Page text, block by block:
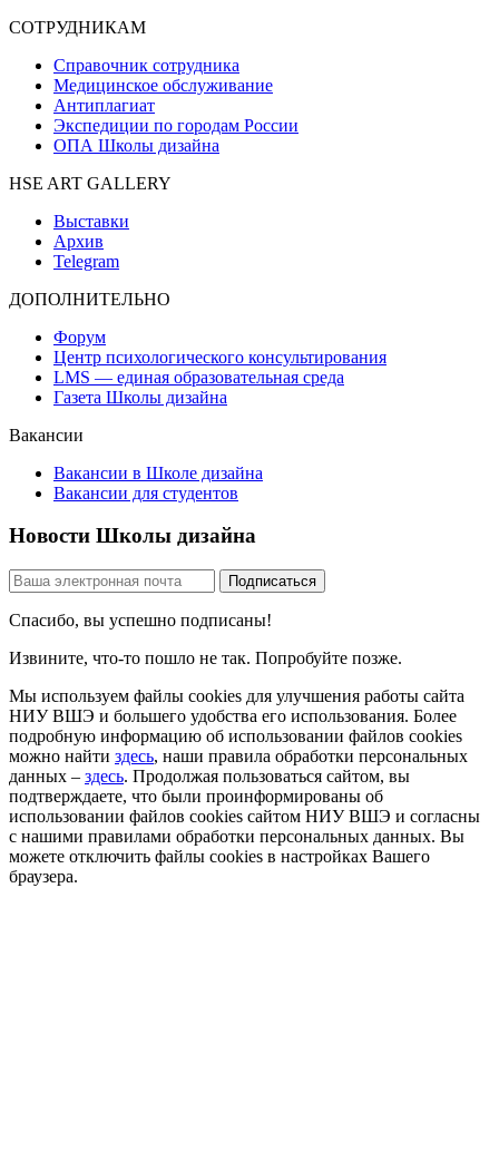
СОТРУДНИКАМ
Справочник сотрудника
Медицинское обслуживание
Антиплагиат
Экспедиции по городам России
ОПА Школы дизайна
HSE ART GALLERY
Выставки
Архив
Telegram
ДОПОЛНИТЕЛЬНО
Форум
Центр психологического консультирования
LMS — единая образовательная среда
Газета Школы дизайна
Вакансии
Вакансии в Школе дизайна
Вакансии для студентов
Новости Школы дизайна
Спасибо, вы успешно подписаны!
Извините, что-то пошло не так. Попробуйте позже.
Мы используем файлы cookies для улучшения работы сайта
НИУ ВШЭ и большего удобства его использования. Более
подробную информацию об использовании файлов cookies
можно найти здесь, наши правила обработки персональных
данных – здесь. Продолжая пользоваться сайтом, вы
подтверждаете, что были проинформированы об
использовании файлов cookies сайтом НИУ ВШЭ и согласны
с нашими правилами обработки персональных данных. Вы
можете отключить файлы cookies в настройках Вашего
браузера.